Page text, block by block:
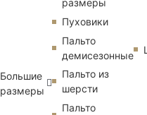
Большие
размеры
размеры
Пуховики
Пальто
демисезонные
Пальто из
шерсти
Пальто